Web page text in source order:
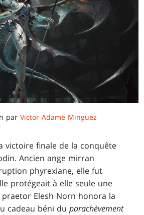
par Victor Adame Minguez
victoire finale de la conquête
Ancien ange mirran
phyrexiane, elle fut
protégeait à elle seule une
Elesh Norn honora la
cadeau béni duparachèvement